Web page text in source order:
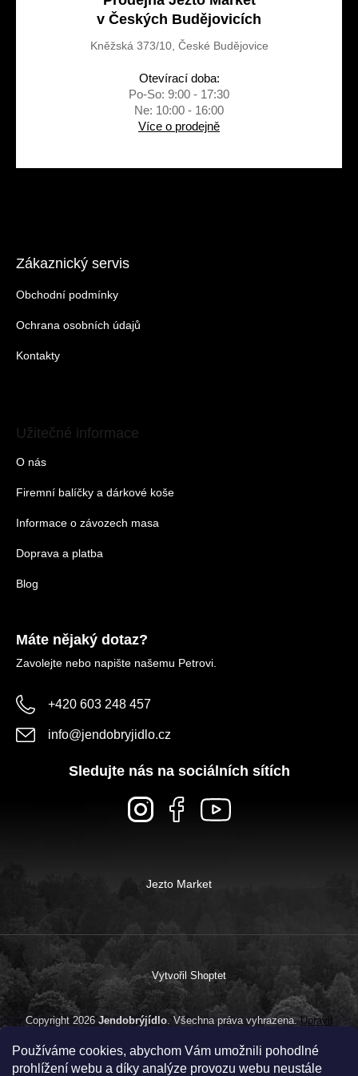
Používáme cookies, abychom Vám umožnili pohodlné
prohlížení webu a díky analýze provozu webu neustále
v Českých Budějovicích
Kněžská 373/10, České Budějovice
Otevírací doba:
Po-So: 9:00 - 17:30
Ne: 10:00 - 16:00
Více o prodejně
Zákaznický servis
Obchodní podmínky
Ochrana osobních údajů
Kontakty
Užitečné informace
O nás
Firemní balíčky a dárkové koše
Informace o závozech masa
Doprava a platba
Blog
Máte nějaký dotaz?
Zavolejte nebo napište našemu Petrovi.
+420 603 248 457
info@jendobryjidlo.cz
Sledujte nás na sociálních sítích
Jezto Market
Vytvořil Shoptet
Copyright 2026 Jendobrýjídlo. Všechna práva vyhrazena.Upravit